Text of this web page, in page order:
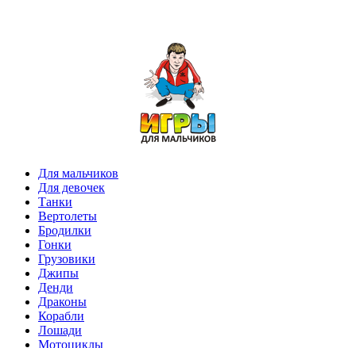
Для мальчиков
Для девочек
Танки
Вертолеты
Бродилки
Гонки
Грузовики
Джипы
Денди
Драконы
Корабли
Лошади
Мотоциклы